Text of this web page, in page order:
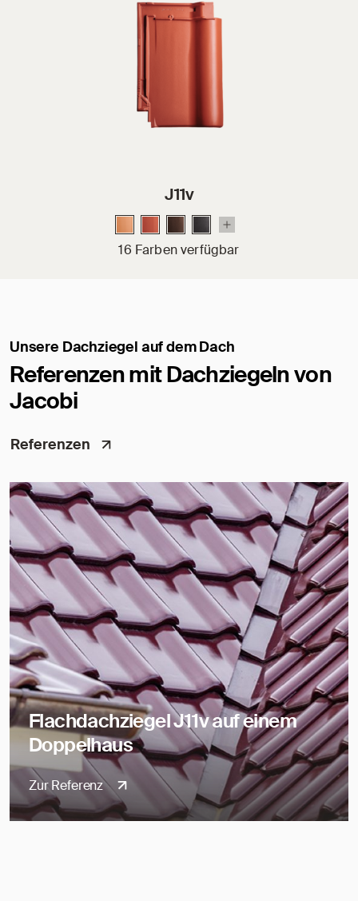
J11v
16 Farben verfügbar
Unsere Dachziegel auf dem Dach
Referenzen mit Dachziegeln von
Jacobi
Referenzen
Flachdachziegel J11v auf einem
Doppelhaus
Zur Referenz